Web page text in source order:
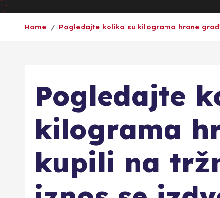
Home Pogledajte koliko su kilograma hrane
Pogledajte
kilograma
kupili na